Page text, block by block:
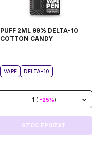
PUFF 2ML 99% DELTA-10
COTTON CANDY
VAPE DELTA-10
1 ( -25%)
STOC EPUIZAT